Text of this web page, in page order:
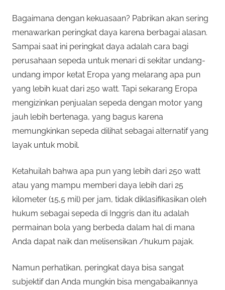
Bagaimana dengan kekuasaan? Pabrikan akan sering
menawarkan peringkat daya karena berbagai alasan.
Sampai saat ini peringkat daya adalah cara bagi
perusahaan sepeda untuk menari di sekitar undang-
undang impor ketat Eropa yang melarang apa pun
yang lebih kuat dari 250 watt. Tapi sekarang Eropa
mengizinkan penjualan sepeda dengan motor yang
jauh lebih bertenaga, yang bagus karena
memungkinkan sepeda dilihat sebagai alternatif yang
layak untuk mobil.
Ketahuilah bahwa apa pun yang lebih dari 250 watt
atau yang mampu memberi daya lebih dari 25
kilometer (15,5 mil) per jam, tidak diklasifikasikan oleh
hukum sebagai sepeda di Inggris dan itu adalah
permainan bola yang berbeda dalam hal di mana
Anda dapat naik dan melisensikan /hukum pajak.
Namun perhatikan, peringkat daya bisa sangat
subjektif dan Anda mungkin bisa mengabaikannya